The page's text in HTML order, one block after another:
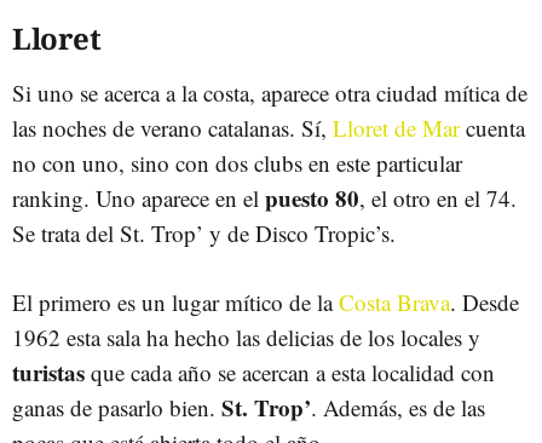
Lloret
Si uno se acerca a la costa, aparece otra ciudad mítica de
las noches de verano catalanas. Sí, Lloret de Marcuenta
no con uno, sino con dos clubs en este particular
ranking. Uno aparece en el puesto 80, el otro en el 74.
Se trata del St. Trop’ y de Disco Tropic’s.
El primero es un lugar mítico de laCosta Brava. Desde
1962 esta sala ha hecho las delicias de los locales y
turistas que cada año se acercan a esta localidad con
ganas de pasarlo bien. St. Trop’. Además, es de las